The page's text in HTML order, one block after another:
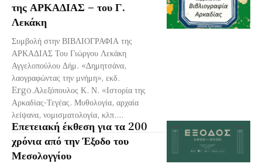
της ΑΡΚΑΔΙΑΣ – του Γ.
Λεκάκη
Συμβολή στην ΒΙΒΛΙΟΓΡΑΦΙΑ της
ΑΡΚΑΔΙΑΣ Του Γιώργου Λεκάκη
Αγγελοπούλου Δήμ. «Δημητσάνα,
λαογραφώντας την μνήμη», εκδ.
Ergo.Αλεξόπουλος Κ. Ν. «Ιστορία της
Αρκαδίας-Τεγέας. Μυθολογία, αρχαία
λείψανα, νομισματολογία, κλπ....
Επετειακή έκθεση για τα 200
χρόνια από την Έξοδο του
Μεσολογγίου